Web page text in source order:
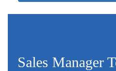
Sales Manager